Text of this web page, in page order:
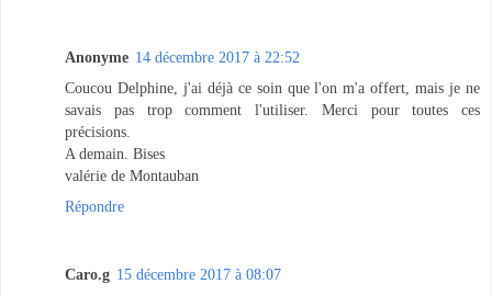
Anonyme 14 décembre 2017 à 22:52
Coucou Delphine, j'ai déjà ce soin que l'on m'a offert, mais je ne
savais pas trop comment l'utiliser. Merci pour toutes ces
précisions.
A demain. Bises
valérie de Montauban
Répondre
Caro.g 15 décembre 2017 à 08:07